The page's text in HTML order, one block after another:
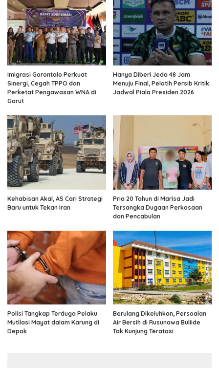
Imigrasi Gorontalo Perkuat
Sinergi, Cegah TPPO dan
Perketat Pengawasan WNA di
Gorut
Hanya Diberi Jeda 48 Jam
Menuju Final, Pelatih Persib Kritik
Jadwal Piala Presiden 2026
Kehabisan Akal, AS Cari Strategi
Baru untuk Tekan Iran
Pria 20 Tahun di Marisa Jadi
Tersangka Dugaan Perkosaan
dan Pencabulan
Polisi Tangkap Terduga Pelaku
Mutilasi Mayat dalam Karung di
Depok
Berulang Dikeluhkan, Persoalan
Air Bersih di Rusunawa Buliide
Tak Kunjung Teratasi